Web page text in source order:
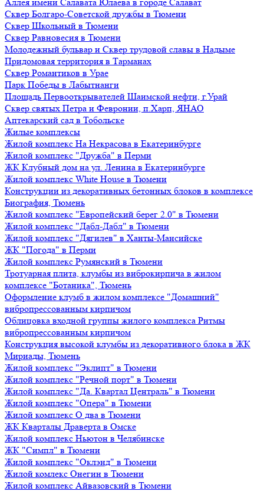
Сквер Болгаро-Советской дружбы в Тюмени
Сквер Школьный в Тюмени
Сквер Равновесия в Тюмени
Молодежный бульвар и Сквер трудовой славы в Надыме
Придомовая территория в Тарманах
Сквер Романтиков в Урае
Парк Победы в Лабытнанги
Площадь Первооткрывателей Шаимской нефти, г.Урай
Сквер святых Петра и Февронии, п.Харп, ЯНАО
Аптекарский сад в Тобольске
Жилые комплексы
Жилой комплекс На Некрасова в Екатеринбурге
Жилой комплекс "Дружба" в Перми
ЖК Клубный дом на ул. Ленина в Екатеринбурге
Жилой комплекс White House в Тюмени
Конструкции из декоративных бетонных блоков в комплексе
Биография, Тюмень
Жилой комплекс "Европейский берег 2.0" в Тюмени
Жилой комплекс "Дабл-Дабл" в Тюмени
Жилой комплекс "Дягилев" в Ханты-Мансийске
ЖК "Погода" в Перми
Жилой комплекс Румянский в Тюмени
Тротуарная плита, клумбы из виброкирпича в жилом
комплексе "Ботаника", Тюмень
Оформление клумб в жилом комплексе "Домашний"
вибропрессованным кирпичом
Облицовка входной группы жилого комплекса Ритмы
вибропрессованным кирпичом
Конструкция высокой клумбы из декоративного блока в ЖК
Мириады, Тюмень
Жилой комплекс "Эклипт" в Тюмени
Жилой комплекс "Речной порт" в Тюмени
Жилой комплекс "Да. Квартал Централь" в Тюмени
Жилой комплекс "Опера" в Тюмени
Жилой комплекс О два в Тюмени
ЖК Кварталы Драверта в Омске
Жилой комплекс Ньютон в Челябинске
ЖК "Симпл" в Тюмени
Жилой комплекс "Оклэнд" в Тюмени
Жилой комлекс Онегин в Тюмени
Жилой комплекс Айвазовский в Тюмени